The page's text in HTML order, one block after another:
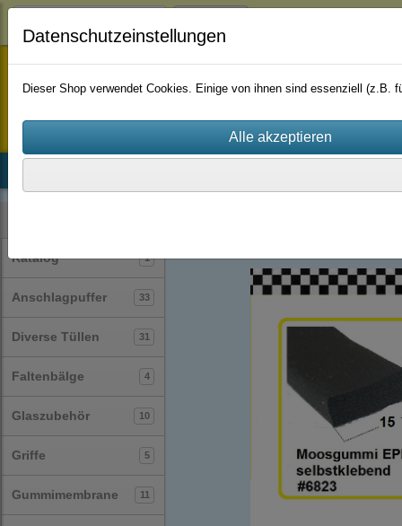
staufenbiel-berlin
Katalog 1
Anschlagpuffer 33
Diverse Tüllen 31
Faltenbälge 4
Glaszubehör 10
Griffe 5
Gummimembrane 11
Datenschutzeinstellungen
Dieser Shop verwendet Cookies. Einige von ihnen sind essenziell (z.B.